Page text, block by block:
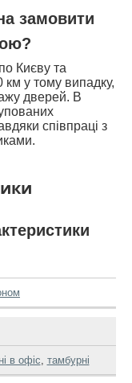
замовити
Києву та
км у тому випадку,
дверей. В
співпраці з
в офіс тамбурні